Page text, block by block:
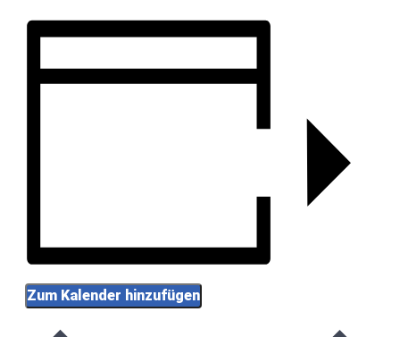
Zum Kalender hinzufügen